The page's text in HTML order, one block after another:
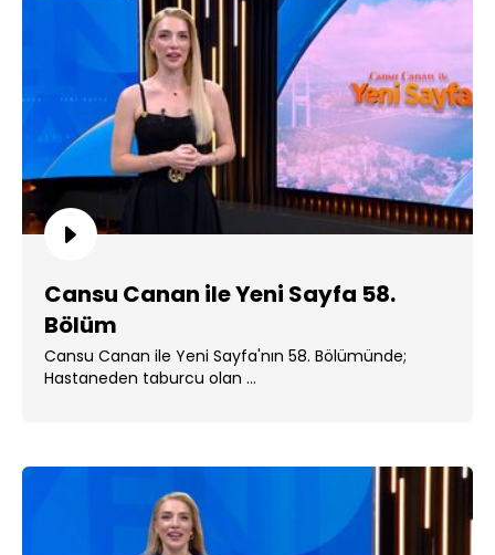
Cansu Canan ile Yeni Sayfa 58.
Bölüm
Cansu Canan ile Yeni Sayfa'nın 58. Bölümünde;
Hastaneden taburcu olan ...